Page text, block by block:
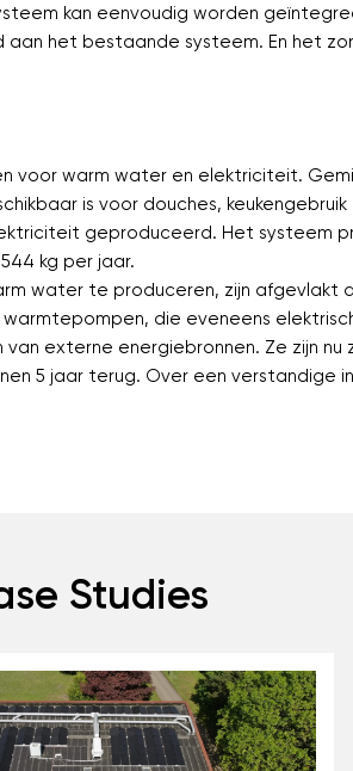
kan eenvoudig worden
aan het bestaande systeem. En het
voor warm water en elektriciteit.
is voor douches,
geproduceerd. Het systeem
kg per jaar.
water te produceren, zijn afgevlakt
die eveneens
externe energiebronnen. Ze zijn nu
5 jaar terug. Over een verstandige
Studies